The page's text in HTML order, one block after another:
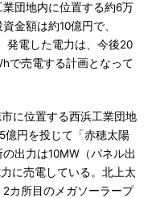
団地内に位置する約6万
金額は約10億円で、
発電した電力は、今後20
で売電する計画となって
に位置する西浜工業団地
億円を投じて「赤穂太陽
出力は10MW（パネル出
に売電している。北上太
カ所目のメガソーラープ